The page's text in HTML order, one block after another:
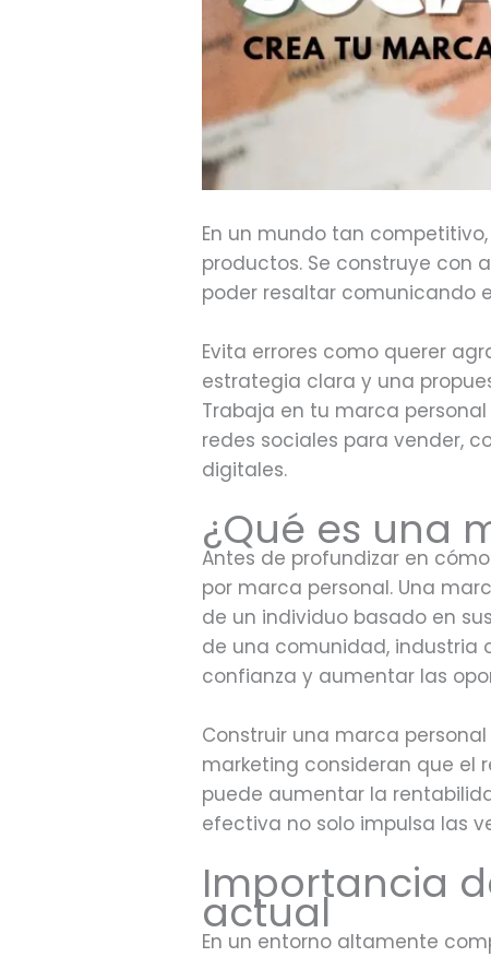
En un mundo tan
productos. Se construye con
poder resaltar comunicando
Evita errores como querer
estrategia clara y una
Trabaja en tu marca
redes sociales para vender,
digitales.
¿Qué es una
Antes de profundizar en
por marca personal. Una
de un individuo basado en
de una comunidad, industria
confianza y aumentar las
Construir una marca
marketing consideran que el
puede aumentar la
efectiva no solo impulsa las
Importancia
actual
En un entorno altamente